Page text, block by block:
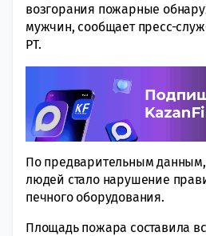
возгорания пожарные
мужчин, сообщает пресс-
РТ.
По предварительным
людей стало нарушение
печного оборудования.
Площадь пожара составила